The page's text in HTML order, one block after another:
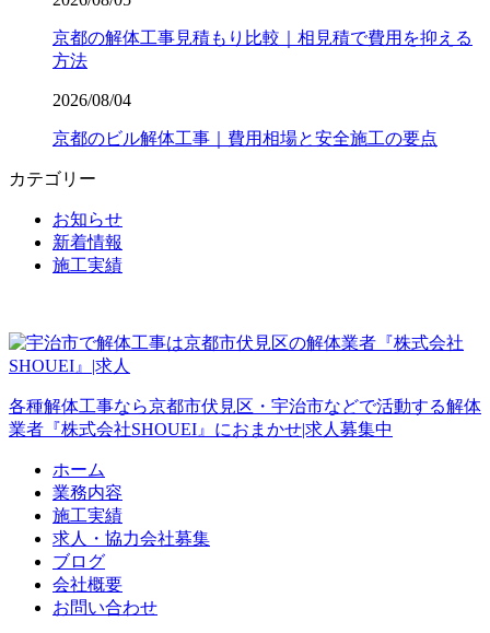
京都の解体工事見積もり比較｜相見積で費用を抑える
方法
2026/08/04
京都のビル解体工事｜費用相場と安全施工の要点
カテゴリー
お知らせ
新着情報
施工実績
各種解体工事なら京都市伏見区・宇治市などで活動する解体
業者『株式会社SHOUEI』におまかせ|求人募集中
ホーム
業務内容
施工実績
求人・協力会社募集
ブログ
会社概要
お問い合わせ